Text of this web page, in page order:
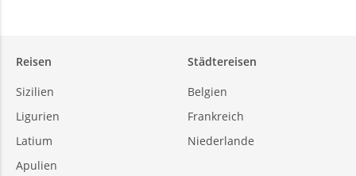
Reisen
Sizilien
Ligurien
Latium
Apulien
Städtereisen
Belgien
Frankreich
Niederlande